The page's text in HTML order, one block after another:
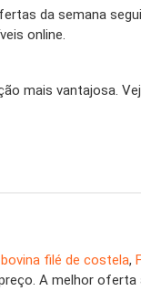
da semana
online.
mais vantajosa.
filé de costela,
A melhor